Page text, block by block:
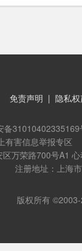
免责声明 | 隐私
备31010402335169
有害信息举报专区
万荣路700号A1
注册地址：上海
版权所有